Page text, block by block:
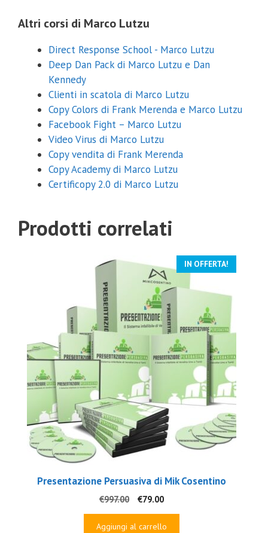
Altri corsi di Marco Lutzu
Direct Response School - Marco Lutzu
Deep Dan Pack di Marco Lutzu e Dan
Kennedy
Clienti in scatola di Marco Lutzu
Copy Colors di Frank Merenda e Marco Lutzu
Facebook Fight – Marco Lutzu
Video Virus di Marco Lutzu
Copy vendita di Frank Merenda
Copy Academy di Marco Lutzu
Certificopy 2.0 di Marco Lutzu
Prodotti correlati
IN OFFERTA!
Presentazione Persuasiva di Mik Cosentino
€997.00
Il
prezzo
originale
€79.00Il
prezzo
attuale
Aggiungi al carrello